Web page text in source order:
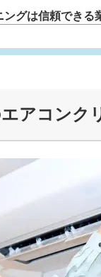
グは信頼できる
アコンク